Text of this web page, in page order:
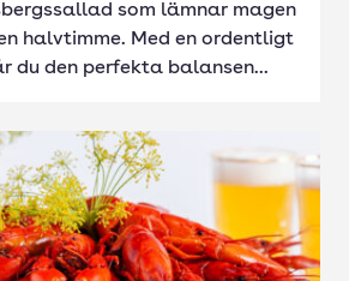
som lämnar magen
halvtimme. Med en ordentligt
du den perfekta balansen...